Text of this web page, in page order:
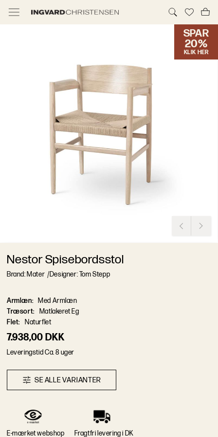
SPAR
20%
KLIK HER
7.938,00 DKK
Leveringstid Ca. 8 uger
Nestor Spisebordsstol
Brand: Mater /Designer: Tom Stepp
SEALLEVAR ANTER
Armlæn:
Med Armlæn
Træsort:
Matlakeret Eg
Flet: Naturflet
E-mærket webshop Fragtfri levering i DK